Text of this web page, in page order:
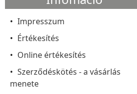
Impresszum
Értékesítés
Online értékesítés
Szerződéskötés - a vásárlás
menete